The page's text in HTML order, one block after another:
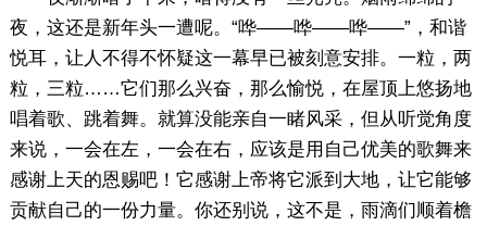
夜，这还是新年头一遭呢。“哗——哗——哗——”，和谐
悦耳，让人不得不怀疑这一幕早已被刻意安排。一粒，两
粒，三粒……它们那么兴奋，那么愉悦，在屋顶上悠扬地
唱着歌、跳着舞。就算没能亲自一睹风采，但从听觉角度
来说，一会在左，一会在右，应该是用自己优美的歌舞来
感谢上天的恩赐吧！它感谢上帝将它派到大地，让它能够
贡献自己的一份力量。你还别说，这不是，雨滴们顺着檐